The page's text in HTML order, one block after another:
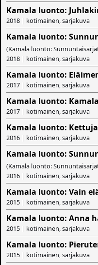
Kamala luonto:
2018 | kotimainen, sarjakuva
Kamala luonto:
(Kamala luonto:
2018 | kotimainen, sarjakuva
Kamala luonto:
2017 | kotimainen, sarjakuva
Kamala luonto:
2017 | kotimainen, sarjakuva
Kamala luonto:
2016 | kotimainen, sarjakuva
Kamala luonto:
(Kamala luonto:
2016 | kotimainen, sarjakuva
Kamala luonto: Vain
2015 | kotimainen, sarjakuva
Kamala luonto: Anna
2015 | kotimainen, sarjakuva
Kamala luonto:
2015 | kotimainen, sarjakuva